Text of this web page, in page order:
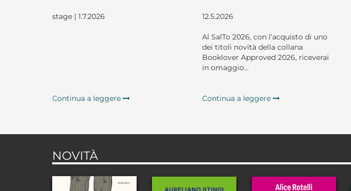
stage | 1.7.2026
Continua a leggere
12.5.2026
Al SalTo 2026, con l’acquisto di uno
dei titoli novità della collana
Booklover Approved 2026, riceverai
in omaggio...
Continua a leggere
NOVITÀ